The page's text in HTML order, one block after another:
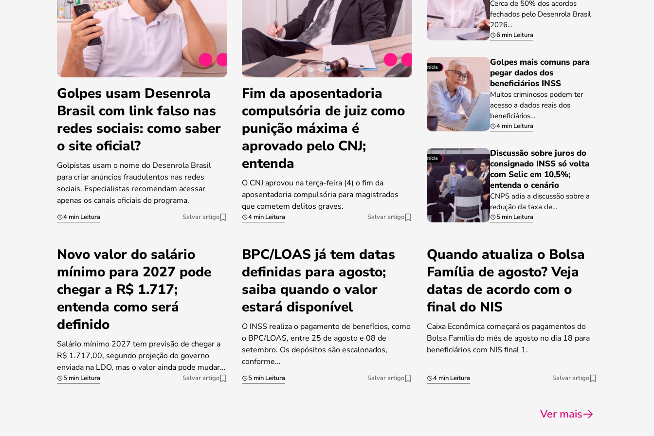
Golpes usam Desenrola
Brasil com link falso nas
redes sociais: como saber
o site oficial?
Golpistas usam o nome do Desenrola Brasil
para criar anúncios fraudulentos nas redes
sociais. Especialistas recomendam acessar
apenas os canais oficiais do programa.
4 min Leitura Salvar artigo
Fim da aposentadoria
compulsória de juiz como
punição máxima é
aprovado pelo CNJ;
entenda
O CNJ aprovou na terça-feira (4) o fim da
aposentadoria compulsória para magistrados
que cometem delitos graves.
4 min Leitura Salvar artigo
Cerca de 50% dos acordos
fechados pelo Desenrola Brasil
2026…
6 min Leitura
Golpes mais comuns para
pegar dados dos
beneficiários INSS
Muitos criminosos podem ter
acesso a dados reais dos
beneficiários…
4 min Leitura
Discussão sobre juros do
consignado INSS só volta
com Selic em 10,5%;
entenda o cenário
CNPS adia a discussão sobre a
redução da taxa de…
5 min Leitura
Novo valor do salário
mínimo para 2027 pode
chegar a R$ 1.717;
entenda como será
definido
Salário mínimo 2027 tem previsão de chegar a
R$ 1.717,00, segundo projeção do governo
enviada na LDO, mas o valor ainda pode mudar…
5 min Leitura Salvar artigo
BPC/LOAS já tem datas
definidas para agosto;
saiba quando o valor
estará disponível
O INSS realiza o pagamento de benefícios, como
o BPC/LOAS, entre 25 de agosto e 08 de
setembro. Os depósitos são escalonados,
conforme…
5 min Leitura Salvar artigo
Quando atualiza o Bolsa
Família de agosto? Veja
datas de acordo com o
final do NIS
Caixa Econômica começará os pagamentos do
Bolsa Família do mês de agosto no dia 18 para
beneficiários com NIS final 1.
4 min Leitura Salvar artigo
Ver mais